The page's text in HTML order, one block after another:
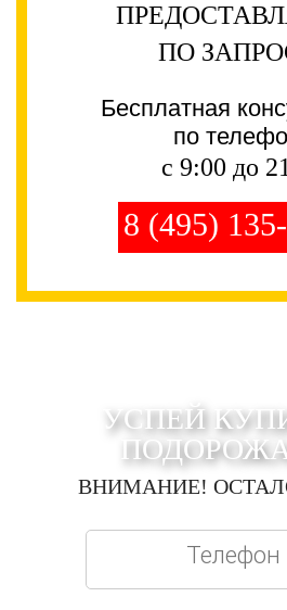
ПО
Бесплатная
по
с 9:00 до
8 (495)
УСПЕЙ
ВНИМАНИЕ!